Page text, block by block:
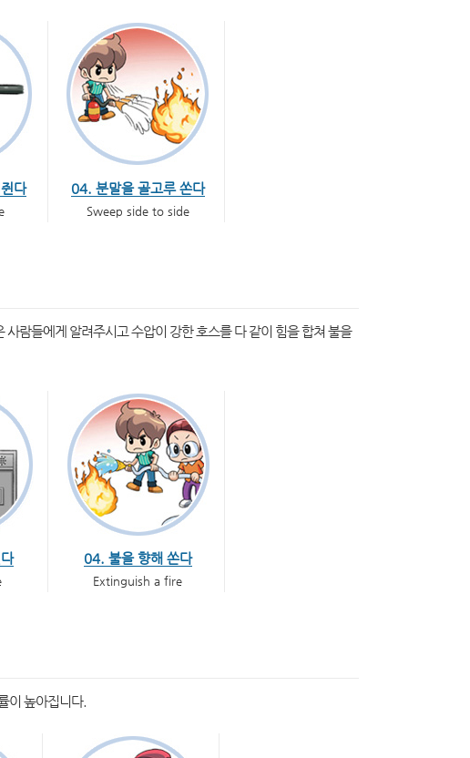
다 04. 분말을 골고루 쏜다
Sweep side to side
람들에게 알려주시고 수압이 강한 호스를 다 같이 힘을 합쳐 불을
04. 불을 향해 쏜다
Extinguish a fire
이 높아집니다.